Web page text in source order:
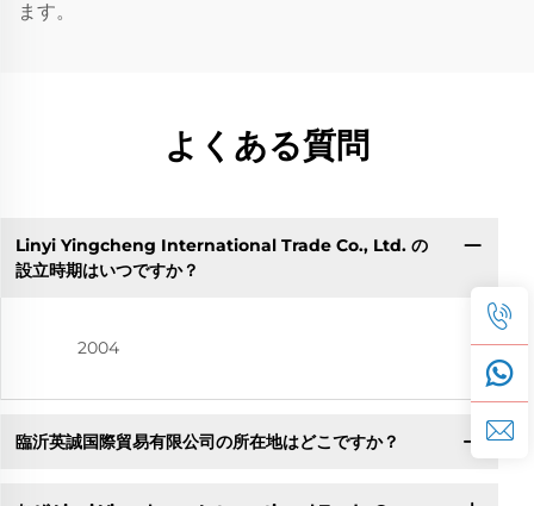
ます。
よくある質問
Linyi Yingcheng International Trade Co., Ltd. の
設立時期はいつですか？
2004
臨沂英誠国際貿易有限公司の所在地はどこですか？